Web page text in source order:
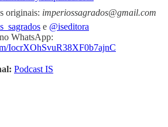
originais: imperiossagrados@gmail.com
e @iseditora
WhatsApp:
IocrXOhSvuR38XF0b7ajnC
Podcast IS